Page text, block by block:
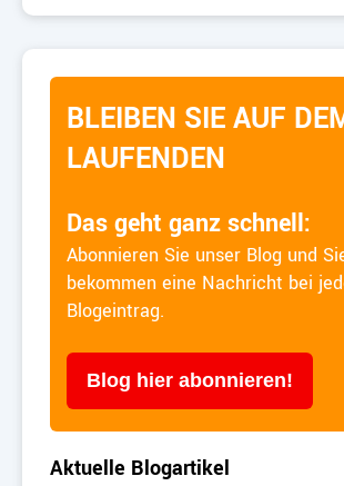
BLEIBEN SIE AUF
LAUFENDEN
Das geht ganz schnell:
Abonnieren Sie unser Blog und
bekommen eine Nachricht bei
Blogeintrag.
Blog hier abonnieren!
Aktuelle Blogartikel